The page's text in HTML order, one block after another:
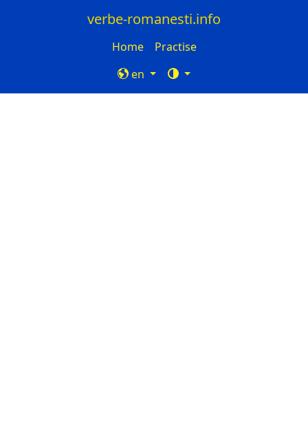
verbe-romanesti.info
Home
Practise
en